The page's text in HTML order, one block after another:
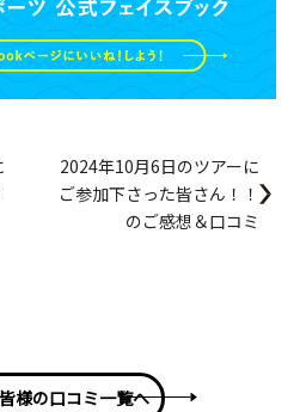
2024年10月6日のツアーに
ご参加下さった皆さん！！
のご感想＆口コミ
様の口コミ一覧へ